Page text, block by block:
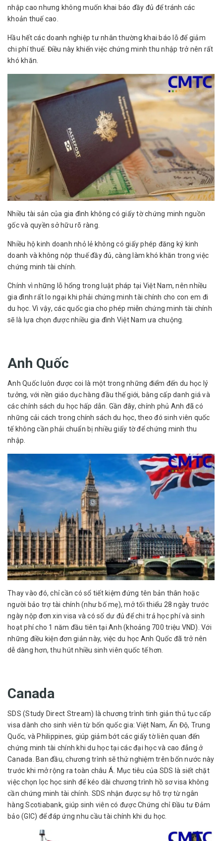
nhập cao nhưng không muốn khai báo đầy đủ để tránh các
khoản thuế cao.
Hầu hết các doanh nghiệp tư nhân thường khai báo lỗ để giảm
chi phí thuế. Điều này khiến việc chứng minh thu nhập trở nên rất
khó khăn.
Nhiều tài sản của gia đình không có giấy tờ chứng minh nguồn
gốc và quyền sở hữu rõ ràng.
Nhiều hộ kinh doanh nhỏ lẻ không có giấy phép đăng ký kinh
doanh và không nộp thuế đầy đủ, càng làm khó khăn trong việc
chứng minh tài chính.
Chính vì những lỗ hổng trong luật pháp tại Việt Nam, nên nhiều
gia đình rất lo ngại khi phải chứng minh tài chính cho con em đi
du học. Vì vậy, các quốc gia cho phép miễn chứng minh tài chính
sẽ là lựa chọn được nhiều gia đình Việt Nam ưa chuộng.
Anh Quốc
Anh Quốc luôn được coi là một trong những điểm đến du học lý
tưởng, với nền giáo dục hàng đầu thế giới, bằng cấp danh giá và
các chính sách du học hấp dẫn. Gần đây, chính phủ Anh đã có
những cải cách trong chính sách du học, theo đó sinh viên quốc
tế không cần phải chuẩn bị nhiều giấy tờ để chứng minh thu
nhập.
Thay vào đó, chỉ cần có sổ tiết kiệm đứng tên bản thân hoặc
người bảo trợ tài chính (như bố mẹ), mở tối thiểu 28 ngày trước
ngày nộp đơn xin visa và có số dư đủ để chi trả học phí và sinh
hoạt phí cho 1 năm đầu tiên tại Anh (khoảng 700 triệu VND). Với
những điều kiện đơn giản này, việc du học Anh Quốc đã trở nên
dễ dàng hơn, thu hút nhiều sinh viên quốc tế hơn.
Canada
SDS (Study Direct Stream) là chương trình tinh giản thủ tục cấp
visa dành cho sinh viên từ bốn quốc gia: Việt Nam, Ấn Độ, Trung
Quốc, và Philippines, giúp giảm bớt các giấy tờ liên quan đến
chứng minh tài chính khi du học tại các đại học và cao đẳng ở
Canada. Ban đầu, chương trình sẽ thử nghiệm trên bốn nước này
trước khi mở rộng ra toàn châu Á. Mục tiêu của SDS là siết chặt
việc chọn lọc học sinh để kéo dài chương trình hồ sơ visa không
cần chứng minh tài chính. SDS nhận được sự hỗ trợ từ ngân
hàng Scotiabank, giúp sinh viên có được Chứng chỉ Đầu tư Đảm
bảo (GIC) để đáp ứng nhu cầu tài chính khi du học.